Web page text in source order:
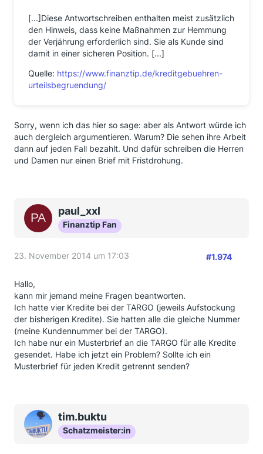
[...]Diese Antwortschreiben enthalten meist zusätzlich
den Hinweis, dass keine Maßnahmen zur Hemmung
der Verjährung erforderlich sind. Sie als Kunde sind
damit in einer sicheren Position. [...]
Quelle: https://www.finanztip.de/kreditgebuehren-
urteilsbegruendung/
Sorry, wenn ich das hier so sage: aber als Antwort würde ich
auch dergleich argumentieren. Warum? Die sehen ihre Arbeit
dann auf jeden Fall bezahlt. Und dafür schreiben die Herren
und Damen nur einen Brief mit Fristdrohung.
paul_xxl
Finanztip Fan
23. November 2014 um 17:03 #1.974
Hallo,
kann mir jemand meine Fragen beantworten.
Ich hatte vier Kredite bei der TARGO (jeweils Aufstockung
der bisherigen Kredite). Sie hatten alle die gleiche Nummer
(meine Kundennummer bei der TARGO).
Ich habe nur ein Musterbrief an die TARGO für alle Kredite
gesendet. Habe ich jetzt ein Problem? Sollte ich ein
Musterbrief für jeden Kredit getrennt senden?
tim.buktu
Schatzmeister:in